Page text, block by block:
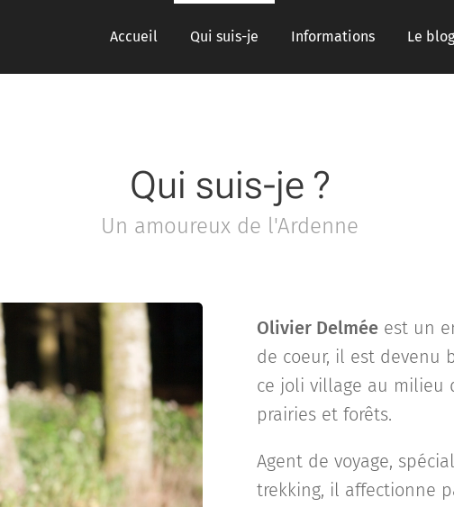
Accueil Qui suis-je Informations Le blog
Qui suis-je ?
Un amoureux de l'Ardenne
Olivier Delmée est un
de coeur, il est devenu
ce joli village au milieu
prairies et forêts.
Agent de voyage,
trekking, il affectionne